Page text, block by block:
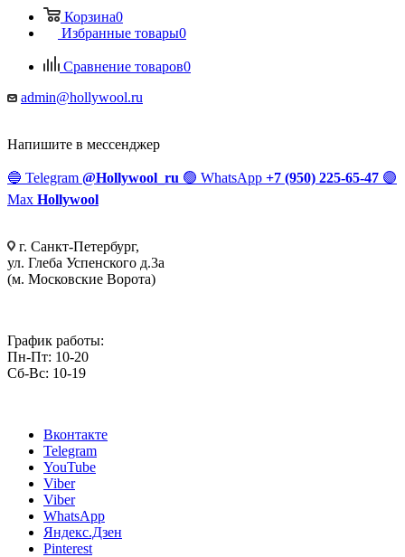
Корзина0
Избранные товары0
Сравнение товаров0
admin@hollywool.ru
Напишите в мессенджер
🔵 Telegram @Hollywool_ru 🟢 WhatsApp +7 (950) 225-65-47 🟣
Max Hollywool
г. Санкт-Петербург,
ул. Глеба Успенского д.3а
(м. Московские Ворота)
График работы:
Пн-Пт: 10-20
Сб-Вс: 10-19
Вконтакте
Telegram
YouTube
Viber
Viber
WhatsApp
Яндекс.Дзен
Pinterest